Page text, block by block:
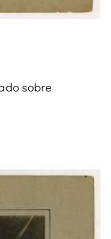
sobre